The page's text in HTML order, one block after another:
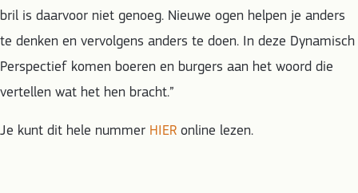
bril is daarvoor niet genoeg. Nieuwe ogen helpen je anders
te denken en vervolgens anders te doen. In deze Dynamisch
Perspectief komen boeren en burgers aan het woord die
vertellen wat het hen bracht.”
Je kunt dit hele nummer HIER online lezen.